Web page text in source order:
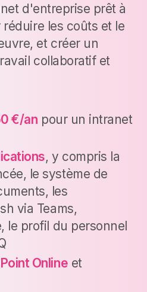
d'entreprise prêt à
les coûts et le
et créer un
collaboratif et
€/an pour un intranet
, y compris la
le système de
les
via Teams,
le profil du personnel
Online et